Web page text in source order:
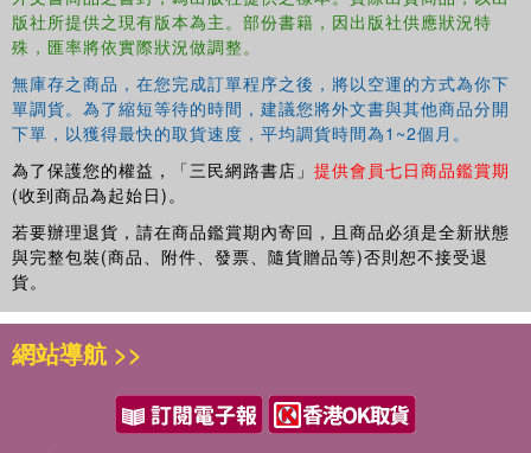
concludes with an examination of the applications of data
structures.
Binary Decision Diagrams, Data Structures for
Cheminformatics, and Data Structures for Big Data
Stores, and updates have been made to other chapters
that appeared in the first edition.
research in data structures, and for revealing application
contexts in which they can be deployed. Practitioners
版社所提供之現有版本為主。部份書籍，因出版社供應狀況特
殊，匯率將依實際狀況做調整。
無庫存之商品，在您完成訂單程序之後，將以空運的方式為你下
單調貨。為了縮短等待的時間，建議您將外文書與其他商品分開
下單，以獲得最快的取貨速度，平均調貨時間為1~2個月。
為了保護您的權益，「三民網路書店」 提供會員七日商品鑑賞期
(收到商品為起始日)。
若要辦理退貨，請在商品鑑賞期內寄回，且商品必須是全新狀態
與完整包裝(商品、附件、發票、隨貨贈品等)否則恕不接受退
貨。
網站導航 >>